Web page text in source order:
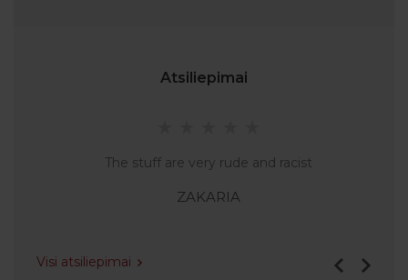
Atsiliepimai
The stuff are very rude and racist
ZAKARIA
Visi atsiliepimai